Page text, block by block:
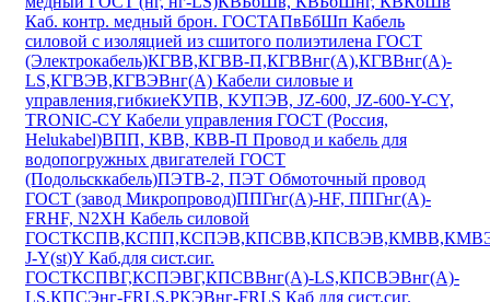
Каб. контр. медный брон. ГОСТАПвБбШп Кабель
силовой с изоляцией из сшитого полиэтилена ГОСТ
(Электрокабель)КГВВ,КГВВ-П,КГВВнг(А),КГВВнг(А)-
LS,КГВЭВ,КГВЭВнг(А) Кабели силовые и
управления,гибкиеКУПВ, КУПЭВ, JZ-600, JZ-600-Y-CY,
TRONIC-CY Кабели управления ГОСТ (Россия,
Helukabel)ВПП, КВВ, КВВ-П Провод и кабель для
водопогружных двигателей ГОСТ
(Подольсккабель)ПЭТВ-2, ПЭТ Обмоточный провод
ГОСТ (завод Микропровод)ППГнг(А)-HF, ППГнг(А)-
FRHF, N2XH Кабель силовой
ГОСТ
J-Y(st)Y Каб.для сист.сиг.
ГОСТКСПВГ,КСПЭВГ,КПСВВнг(А)-LS,КПСВЭВнг(А)-
LS,КПСЭнг-FRLS,РКЭВнг-FRLS Каб для сист.сиг.